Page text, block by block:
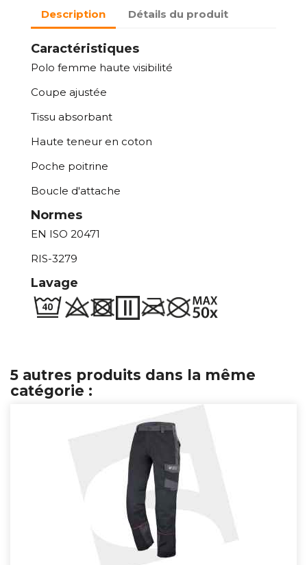
Description Détails du produit
Caractéristiques
Polo femme haute visibilité
Coupe ajustée
Tissu absorbant
Haute teneur en coton
Poche poitrine
Boucle d'attache
Normes
EN ISO 20471
RIS-3279
Lavage
5 autres produits dans la même
catégorie :